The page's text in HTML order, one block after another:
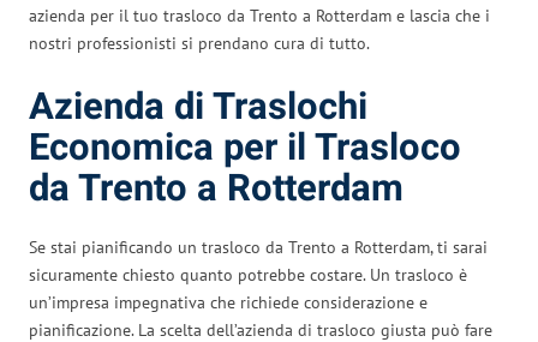
azienda per il tuo trasloco da Trento a Rotterdam e lascia che i
nostri professionisti si prendano cura di tutto.
Azienda di Traslochi
Economica per il Trasloco
da Trento a Rotterdam
Se stai pianificando un trasloco da Trento a Rotterdam, ti sarai
sicuramente chiesto quanto potrebbe costare. Un trasloco è
un’impresa impegnativa che richiede considerazione e
pianificazione. La scelta dell’azienda di trasloco giusta può fare